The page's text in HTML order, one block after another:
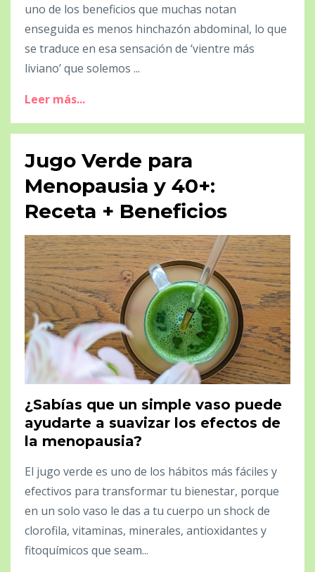
uno de los beneficios que muchas notan
enseguida es menos hinchazón abdominal, lo que
se traduce en esa sensación de ‘vientre más
liviano’ que solemos ...
Leer más...
Jugo Verde para
Menopausia y 40+:
Receta + Beneficios
¿Sabías que un simple vaso puede
ayudarte a suavizar los efectos de
la menopausia?
El jugo verde es uno de los hábitos más fáciles y
efectivos para transformar tu bienestar, porque
en un solo vaso le das a tu cuerpo un shock de
clorofila, vitaminas, minerales, antioxidantes y
fitoquímicos que seam...